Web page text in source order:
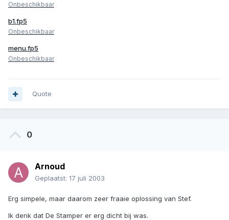
Onbeschikbaar
b1.fp5
Onbeschikbaar
menu.fp5
Onbeschikbaar
Quote
0
Arnoud
Geplaatst: 17 juli 2003
Erg simpele, maar daarom zeer fraaie oplossing van Stef.
Ik denk dat De Stamper er erg dicht bij was.